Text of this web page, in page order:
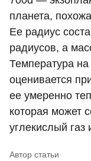
планета,
Ее радиус
радиусов, а
Температура
оценивается
ее умеренно
которая может
углекислый газ